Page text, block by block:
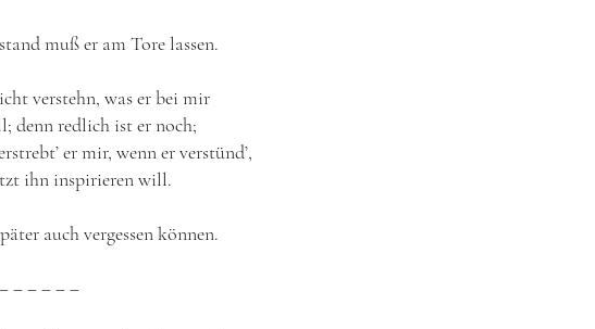
muß er am Tore lassen.
verstehn, was er bei mir
denn redlich ist er noch;
er mir, wenn er verstünd’,
ihn inspirieren will.
auch vergessen können.
‒ ‒ ‒ ‒ ‒